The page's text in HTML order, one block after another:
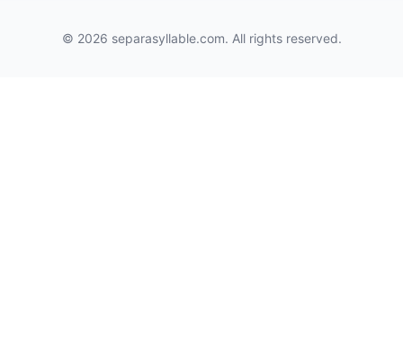
© 2026 separasyllable.com. All rights reserved.